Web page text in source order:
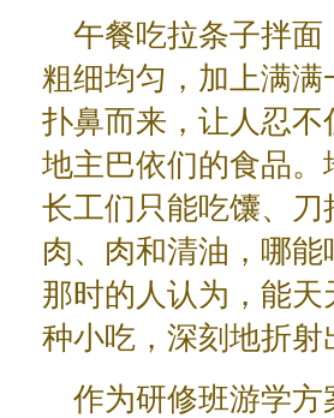
午餐吃拉条子拌
粗细均匀，加上满
扑鼻而来，让人忍
地主巴依们的食品
长工们只能吃馕、
肉、肉和清油，哪
那时的人认为，能
种小吃，深刻地折
作为研修班游学